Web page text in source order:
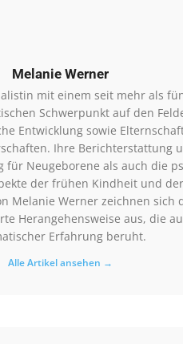
Melanie Werner
mit einem seit mehr als
Schwerpunkt auf den
Entwicklung sowie
Ihre Berichterstattung
für Neugeborene als auch die
der frühen Kindheit und
Melanie Werner zeichnen sich
Herangehensweise aus, die
Erfahrung beruht.
Alle Artikel ansehen →